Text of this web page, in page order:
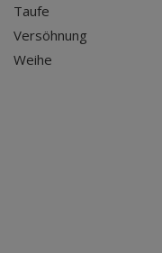
Taufe
Versöhnung
Weihe